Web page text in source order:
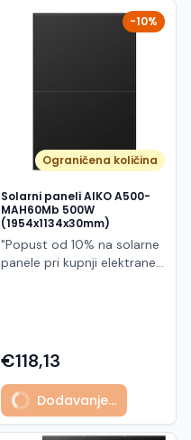
Crnogorski -10%
Ograničena količina
Solarni paneli AIKO A500-
MAH60Mb 500W
(1954x1134x30mm)
"Popust od 10% na solarne
panele pri kupnji elektrane
500 W iz Neostar 2S serije,
baziran na naprednoj N-
type ABC (All Back Contact)
tehnologiji. Ovaj panel je
namijenjen za moderne
€118,13
Dodavanje...